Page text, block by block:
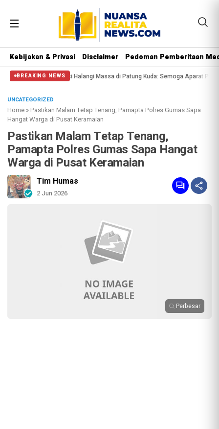
Kebijakan & Privasi Disclaimer Pedoman Pemberitaan
BREAKING NEWS
Massa di Patung Kuda: Semoga Aparat Punya Hati Nurani Massa
UNCATEGORIZED
Home »Pastikan Malam Tetap Tenang, Pamapta Polres Gumas Sapa
Hangat Warga di Pusat Keramaian
Pastikan Malam Tetap Tenang,
Pamapta Polres Gumas Sapa Hangat
Warga di Pusat Keramaian
Tim Humas
2 Jun 2026
Perbesar